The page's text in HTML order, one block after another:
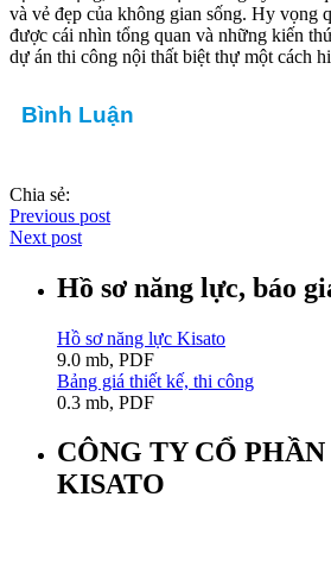
và vẻ đẹp của không gian sống. Hy vọng
được cái nhìn tổng quan và những kiến
dự án thi công nội thất biệt thự một cách
Bình Luận
Chia sẻ:
Previous post
Next post
Hồ sơ năng lực, báo
Hồ sơ năng lực Kisato
9.0 mb, PDF
Bảng giá thiết kế, thi công
0.3 mb, PDF
CÔNG TY CỔ
KISATO